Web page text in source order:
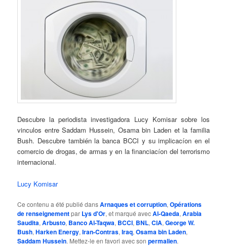
Descubre la periodista investigadora Lucy Komisar sobre los
vinculos entre Saddam Hussein, Osama bin Laden et la familia
Bush. Descubre también la banca BCCI y su implicacíon en el
comercio de drogas, de armas y en la financiacíon del terrorismo
internacional.
Lucy Komisar
Ce contenu a été publié dansArnaques et corruption,Opérations
de renseignementpar Lys d'Or, et marqué avecAl-Qaeda,Arabia
Saudita,Arbusto, Banco Al-Taqwa, BCCI, BNL,CIA,George W.
Bush,Harken Energy,Iran-Contras,Iraq,Osama bin Laden,
Saddam Hussein. Mettez-le en favori avec sonpermalien.